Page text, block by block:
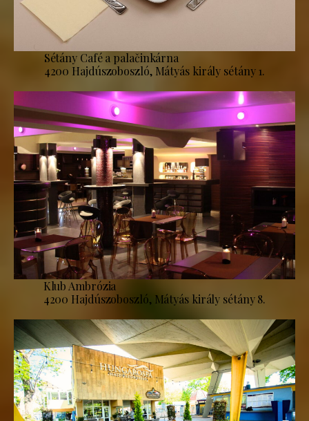
Sétány Café a palačinkárna
4200 Hajdúszoboszló, Mátyás király sétány 1.
Klub Ambrózia
4200 Hajdúszoboszló, Mátyás király sétány 8.